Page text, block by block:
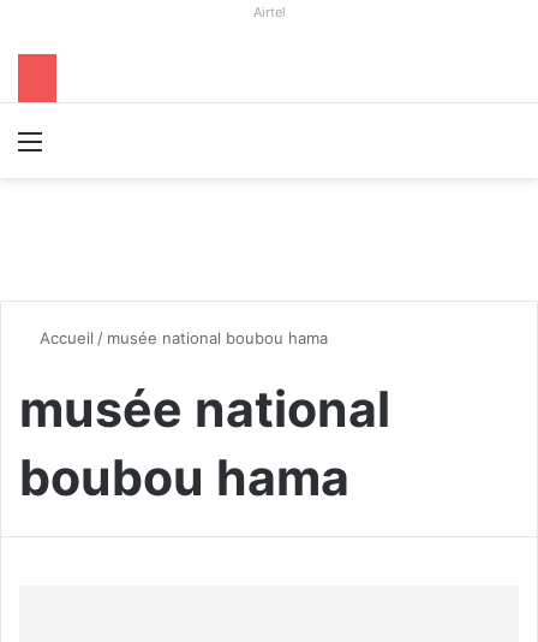
Airtel
Accueil / musée national boubou hama
musée national
boubou hama